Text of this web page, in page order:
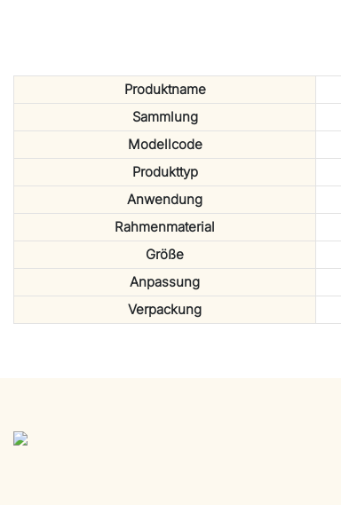
Produktname
Sammlung
Modellcode
Produkttyp
Anwendung
Rahmenmaterial
Größe
Anpassung
Verpackung